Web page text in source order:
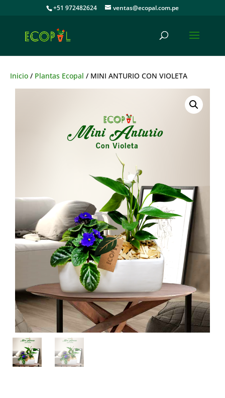
+51 972482624 ventas@ecopal.com.pe
Inicio / Plantas Ecopal / MINI ANTURIO CON VIOLETA